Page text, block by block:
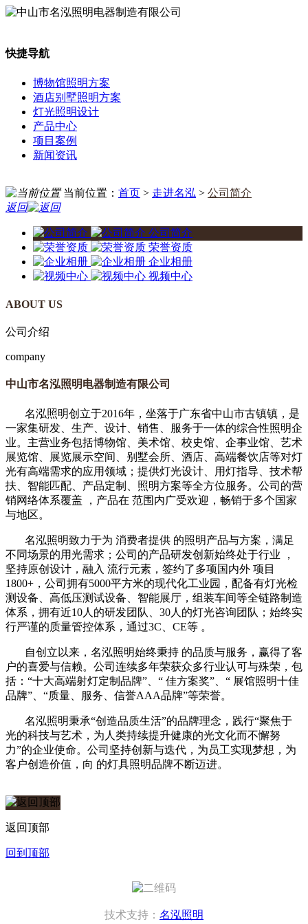
快捷导航
博物馆照明方案
酒店别墅照明方案
灯光照明设计
产品中心
项目案例
新闻资讯
当前位置： 首页 > 走进名泓 > 公司简介
返回
公司简介
荣誉资质
企业相册
视频中心
ABOUT US
公司介绍
company
中山市名泓照明电器制造有限公司
名泓照明创立于2016年，坐落于广东省中山市古镇镇，是
一家集研发、生产、设计、销售、服务于一体的综合性照明企
业。主营业务包括博物馆、美术馆、校史馆、企事业馆、艺术
展览馆、展览展示空间、别墅会所、酒店、高端餐饮店等对灯
光有高端需求的应用领域；提供灯光设计、用灯指导、技术帮
扶、智能匹配、产品定制、照明方案等全方位服务。公司的营
销网络体系覆盖 ，产品在 范围内广受欢迎，畅销于多个国家
与地区。
名泓照明致力于为 消费者提供 的照明产品与方案，满足
不同场景的用光需求；公司的产品研发创新始终处于行业 ，
坚持原创设计，融入 流行元素，签约了多项国内外 项目
1800+，公司拥有5000平方米的现代化工业园，配备有灯光检
测设备、高低压测试设备、智能展厅，组装车间等全链路制造
体系，拥有近10人的研发团队、30人的灯光咨询团队；始终实
行严谨的质量管控体系，通过3C、CE等 。
自创立以来，名泓照明始终秉持 的品质与服务，赢得了客
户的喜爱与信赖。公司连续多年荣获众多行业认可与殊荣，包
括： “十大高端射灯定制品牌”、“ 佳方案奖”、“ 展馆照明十佳
品牌”、“质量、服务、信誉AAA品牌”等荣誉。
名泓照明秉承“创造品质生活”的品牌理念，践行“聚焦于
光的科技与艺术，为人类持续提升健康的光文化而不懈努
力”的企业使命。公司坚持创新与迭代，为员工实现梦想，为
客户创造价值，向 的灯具照明品牌不断迈进。
返回顶部
回到顶部
技术支持： 名泓照明